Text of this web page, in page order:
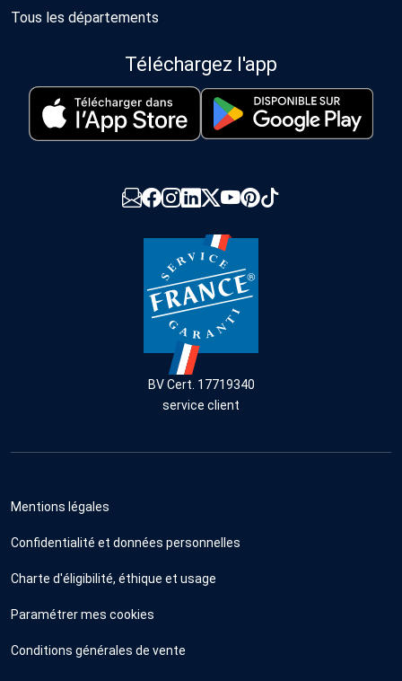
Tous les départements
Téléchargez l'app
BV Cert. 17719340
service client
Mentions légales
Confidentialité et données personnelles
Charte d'éligibilité, éthique et usage
Paramétrer mes cookies
Conditions générales de vente